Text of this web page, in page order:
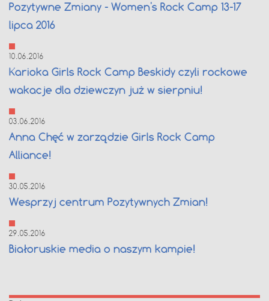
Pozytywne Zmiany - Women's Rock Camp 13-17
lipca 2016
10.06.2016
Karioka Girls Rock Camp Beskidy czyli rockowe
wakacje dla dziewczyn już w sierpniu!
03.06.2016
Anna Chęć w zarządzie Girls Rock Camp
Alliance!
30.05.2016
Wesprzyj centrum Pozytywnych Zmian!
29.05.2016
Białoruskie media o naszym kampie!